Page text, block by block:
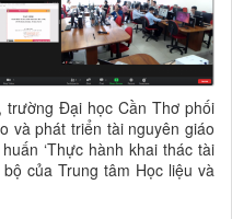
trường Đại học Cần Thơ phối
và phát triển tài nguyên giáo
‘Thực hành khai thác tài
của Trung tâm Học liệu và